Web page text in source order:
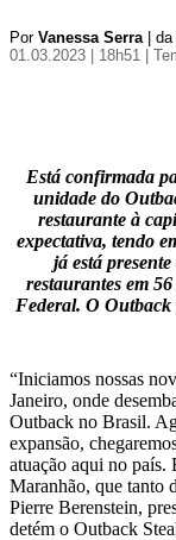
Por Vanessa Serra| da
01.03.2023 | 18h51
|
Está confirmada
unidade do
restaurante à
expectativa, tendo
já está
restaurantes em
Federal. O
“Iniciamos nossas
Janeiro, onde
Outback no Brasil.
expansão,
atuação aqui no país.
Maranhão, que tanto
Pierre Berenstein,
detém o Outback